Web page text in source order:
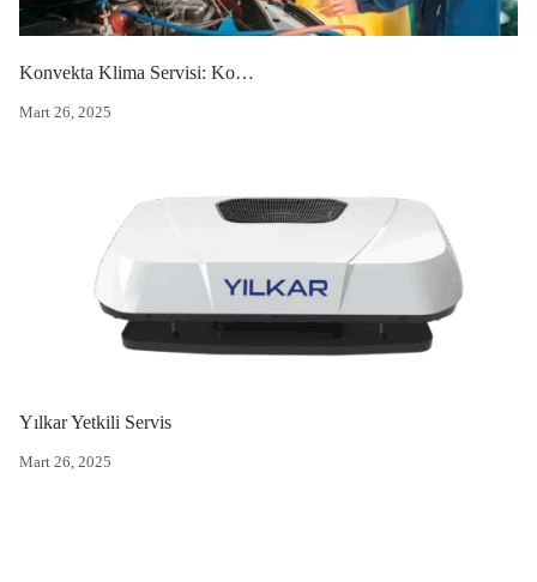
Mart 26, 2025
Konvekta Klima Servisi: Konforunuz İçin Profesyonel Çözümler
Mart 26, 2025
Yılkar Yetkili Servis